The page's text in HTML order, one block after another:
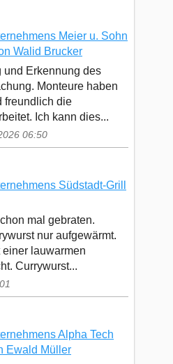
Meier u. Sohn
Walid Brucker
und Erkennung des
Monteure haben
freundlich die
Ich kann dies...
06:50
Südstadt-Grill
mal gebraten.
nur aufgewärmt.
lauwarmen
Currywurst...
Alpha Tech
Ewald Müller